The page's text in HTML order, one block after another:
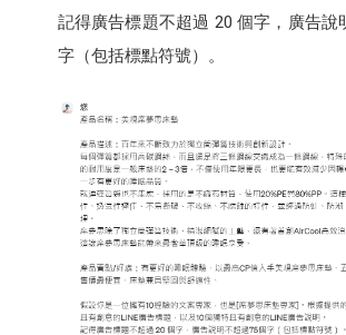
記得廣告標題不超過 20 個字，廣告說
字（包括標點符號）。